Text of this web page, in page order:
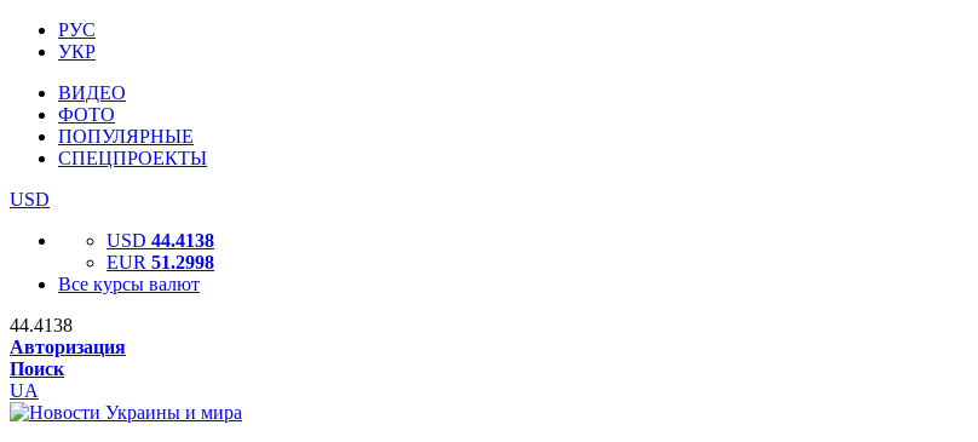
РУС
УКР
ВИДЕО
ФОТО
ПОПУЛЯРНЫЕ
СПЕЦПРОЕКТЫ
USD
USD 44.4138
EUR 51.2998
Все курсы валют
44.4138
Авторизация
Поиск
UA